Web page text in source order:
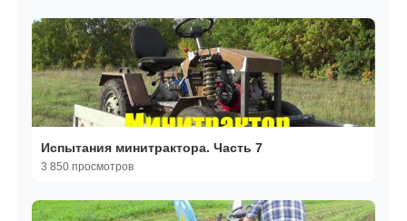
Испытания минитрактора. Часть 7
3 850 просмотров